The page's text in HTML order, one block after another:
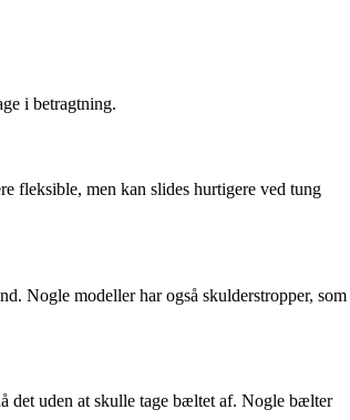
i betragtning.
fleksible, men kan slides hurtigere ved tung
Nogle modeller har også skulderstropper, som
det uden at skulle tage bæltet af. Nogle bælter